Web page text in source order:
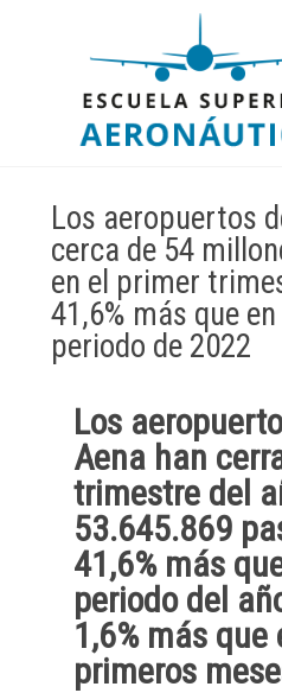
Los aeropuertos
cerca de 54
en el primer
41,6% más que
periodo de 2022
Los
Aena han
trimestre del
53.645.869
41,6% más
periodo del
1,6% más que
primeros